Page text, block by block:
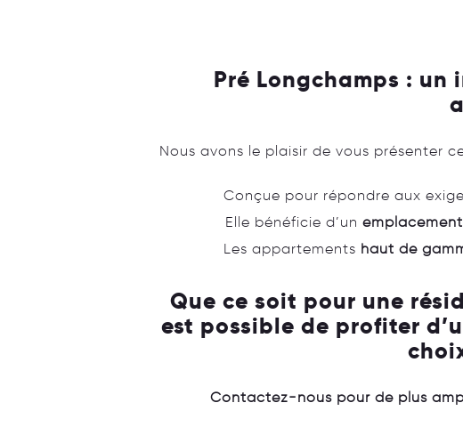
Pré Longchamps :
Nous avons le plaisir de vous présenter
Conçue pour répondre aux
Elle bénéficie d’un
Les appartements haut de
Que ce soit pour une
est possible de profiter
Contactez-nous pour de plus